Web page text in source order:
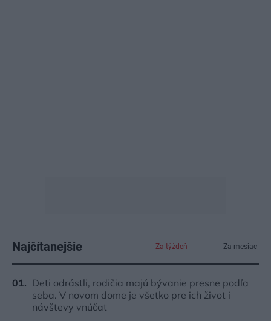
Najčítanejšie Za týždeň Za mesiac
Deti odrástli, rodičia majú bývanie presne podľa
seba. V novom dome je všetko pre ich život i
návštevy vnúčat